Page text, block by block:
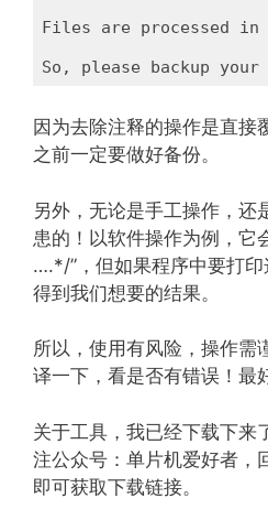
Files are processed
So, please backup
因为去除注释的操作是直接
之前一定要做好备份。
另外，无论是手工操作，还
患的！以软件操作为例，它
….*/”，但如果程序中要打
得到我们想要的结果。
所以，使用有风险，操作需
译一下，看是否有错误！最
关于工具，我已经下载下来
注公众号：单片机爱好者，
即可获取下载链接。